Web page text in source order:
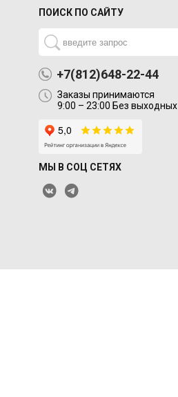
ПОИСК ПО САЙТУ
+7(812)648-22-44
Заказы принимаются
9:00 – 23:00 Без выходных
МЫ В СОЦ СЕТЯХ